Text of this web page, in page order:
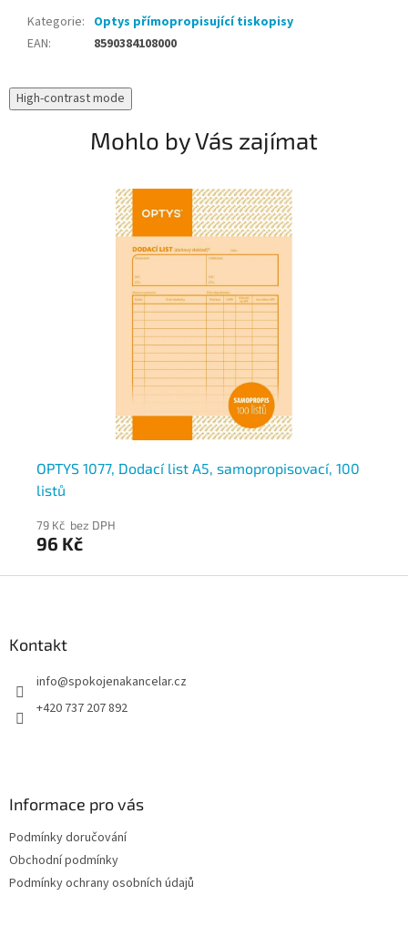
Kategorie: Optys přímopropisující tiskopisy
EAN: 8590384108000
High-contrast mode
Mohlo by Vás zajímat
OPTYS 1077, Dodací list A5, samopropisovací, 100
listů
79 Kč bez DPH
96 Kč
Kontakt
info@spokojenakancelar.cz
+420 737 207 892
Informace pro vás
Podmínky doručování
Obchodní podmínky
Podmínky ochrany osobních údajů